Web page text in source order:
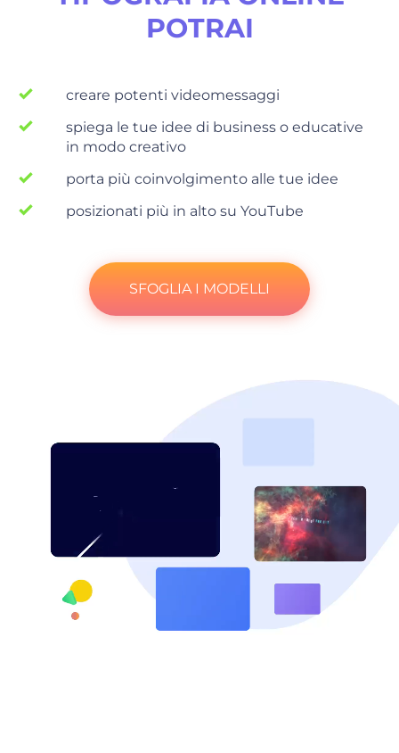
POTRAI
creare potenti videomessaggi
spiega le tue idee di business o educative
in modo creativo
porta più coinvolgimento alle tue idee
posizionati più in alto su YouTube
SFOGLIA I MODELLI